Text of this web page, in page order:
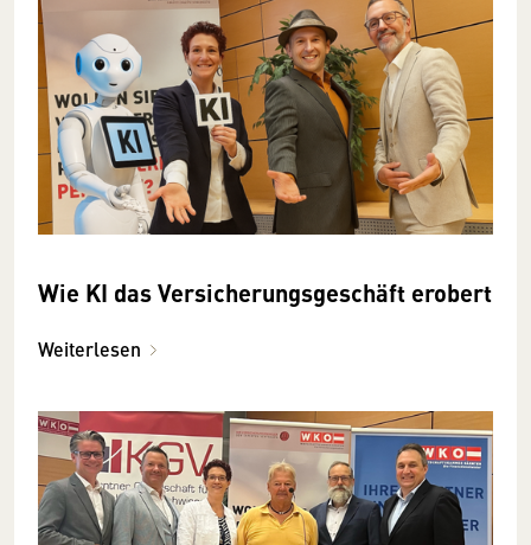
Wie KI das Versicherungsgeschäft erobert
Weiterlesen